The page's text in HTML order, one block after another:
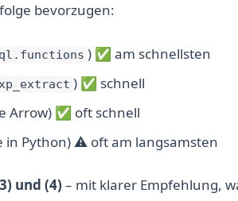
bevorzugen:
) ✅ am schnellsten
) ✅ schnell
Arrow) ✅ oft schnell
in Python) ⚠️ oft am langsamsten
und (4) – mit klarer Empfehlung,